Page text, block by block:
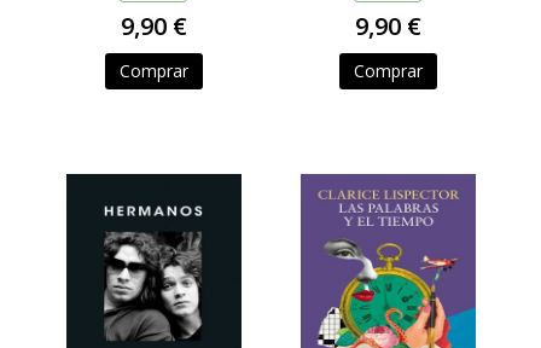
9,90 €
Comprar
9,90 €
Comprar